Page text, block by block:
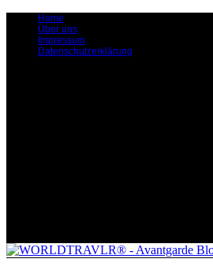
Home
Über uns
Impressum
Datenschutzerklärung